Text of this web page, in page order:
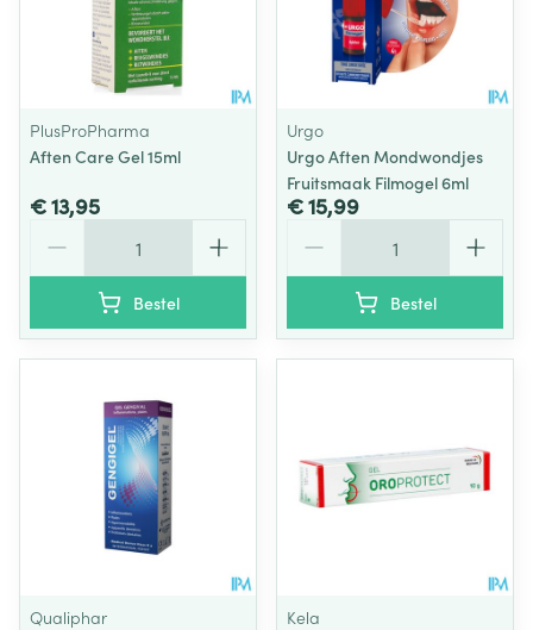
PlusProPharma
Aften Care Gel 15ml
€ 13,95
Bestel
Urgo
Urgo Aften Mondwondjes
Fruitsmaak Filmogel 6ml
€ 15,99
Bestel
Qualiphar
Kela